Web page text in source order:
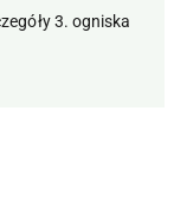
3. ogniska